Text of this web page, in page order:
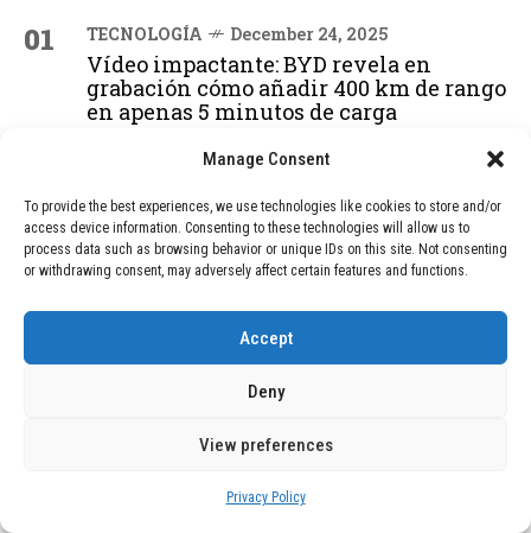
Manage Consent
To provide the best experiences, we use technologies like cookies to store and/or
access device information. Consenting to these technologies will allow us to
process data such as browsing behavior or unique IDs on this site. Not consenting
or withdrawing consent, may adversely affect certain features and functions.
Accept
Deny
View preferences
Privacy Policy
01 TECNOLOGÍA December 24, 2025
Vídeo impactante: BYD revela en
grabación cómo añadir 400 km de rango
en apenas 5 minutos de carga
02 TECNOLOGÍA February 9, 2026
Motor de 800 W, rango de 45 km y
ruedas todo terreno: este scooter cuesta
solo 300 euros y representa una
December 24, 2025
Geolocalizadas, Obligatorias a Partir de